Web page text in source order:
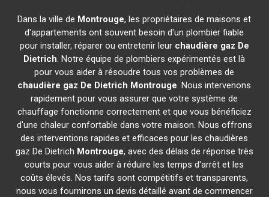
Dans la ville de Montrouge, les propriétaires de maisons et
d'appartements ont souvent besoin d'un plombier fiable
pour installer, réparer ou entretenir leur chaudière gaz De
Dietrich. Notre équipe de plombiers expérimentés est là
pour vous aider à résoudre tous vos problèmes de
chaudière gaz De Dietrich Montrouge. Nous intervenons
rapidement pour vous assurer que votre système de
chauffage fonctionne correctement et que vous bénéficiez
d'une chaleur confortable dans votre maison. Nous offrons
des interventions rapides et efficaces pour les chaudières
gaz De Dietrich Montrouge, avec des délais de réponse très
courts pour vous aider à réduire les temps d'arrêt et les
coûts élevés. Nos tarifs sont compétitifs et transparents,
nous vous fournirons un devis détaillé avant de commencer